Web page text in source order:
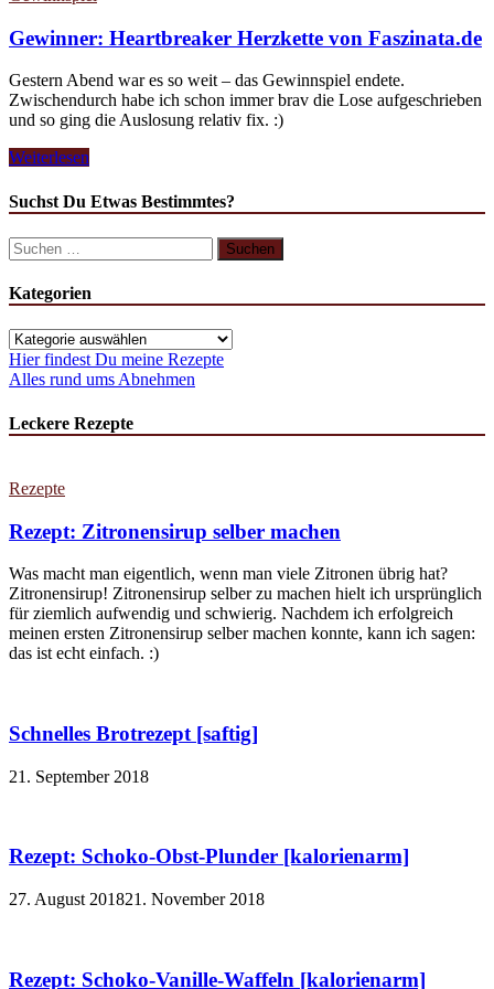
Gewinner: Heartbreaker Herzkette von Faszinata.de
Gestern Abend war es so weit – das Gewinnspiel endete.
Zwischendurch habe ich schon immer brav die Lose aufgeschrieben
und so ging die Auslosung relativ fix. :)
Gewinner:
Herzkette
von
Faszinata.de
Weiterlesen
Suchst Du Etwas Bestimmtes?
Suchen
nach:
Kategorien
Kategorien
Hier findest Du meine Rezepte
Alles rund ums Abnehmen
Leckere Rezepte
Rezepte
Rezept: Zitronensirup selber machen
Was macht man eigentlich, wenn man viele Zitronen übrig hat?
Zitronensirup! Zitronensirup selber zu machen hielt ich ursprünglich
für ziemlich aufwendig und schwierig. Nachdem ich erfolgreich
meinen ersten Zitronensirup selber machen konnte, kann ich sagen:
das ist echt einfach. :)
Schnelles Brotrezept [saftig]
21. September 2018
Rezept: Schoko-Obst-Plunder [kalorienarm]
27. August 201821. November 2018
Rezept: Schoko-Vanille-Waffeln [kalorienarm]